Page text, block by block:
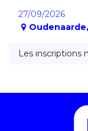
27/09/2026
Oudenaarde,
Les inscriptions